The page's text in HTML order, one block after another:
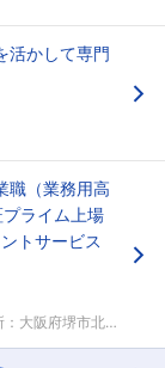
？
活かして専門
職（業務用高
ライム上場
トサービス
堺市北区金岡町...